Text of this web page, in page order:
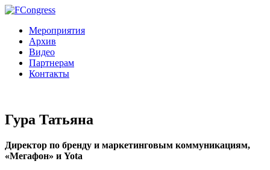
Мероприятия
Архив
Видео
Партнерам
Контакты
Гура Татьяна
Директор по бренду и маркетинговым коммуникациям,
«Мегафон» и Yota